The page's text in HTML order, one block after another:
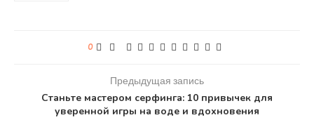
0
Предыдущая запись
Станьте мастером серфинга: 10 привычек для
уверенной игры на воде и вдохновения